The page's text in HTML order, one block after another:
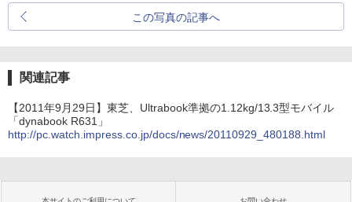
この写真の記事へ
関連記事
【2011年9月29日】東芝、Ultrabook準拠の1.12kg/13.3型モバイル
「dynabook R631」
http://pc.watch.impress.co.jp/docs/news/20110929_480188.html